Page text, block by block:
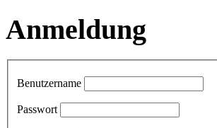
Anmeldung
Benutzername
Passwort